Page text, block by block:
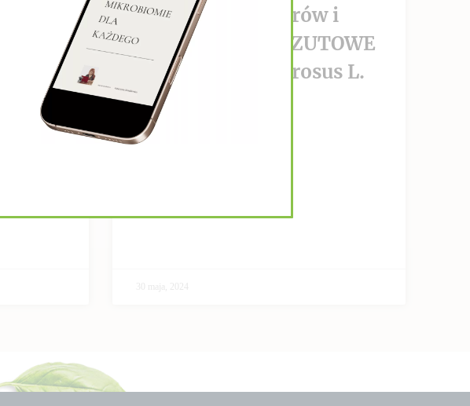
wzrost nowotworów i
PRZECIWPRZERZUTOWE
Helianthus Tuberosus L.
CZYTAJ DALEJ >>
30 maja, 2024